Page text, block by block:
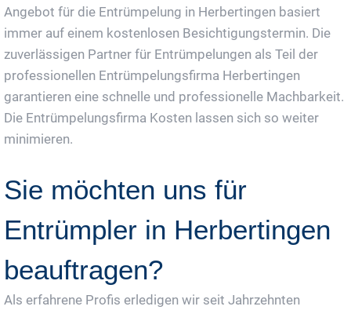
Angebot für die Entrümpelung in Herbertingen basiert
immer auf einem kostenlosen Besichtigungstermin. Die
zuverlässigen Partner für Entrümpelungen als Teil der
professionellen Entrümpelungsfirma Herbertingen
garantieren eine schnelle und professionelle Machbarkeit.
Die Entrümpelungsfirma Kosten lassen sich so weiter
minimieren.
Sie möchten uns für
Entrümpler in Herbertingen
beauftragen?
Als erfahrene Profis erledigen wir seit Jahrzehnten